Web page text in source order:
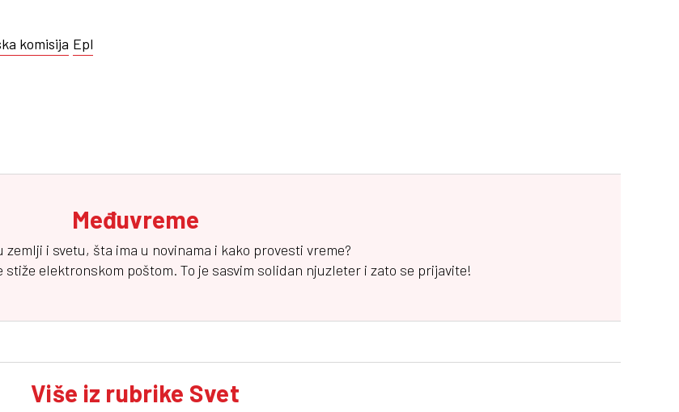
komisija Epl
Međuvreme
zemlji i svetu, šta ima u novinama i kako provesti vreme?
stiže elektronskom poštom. To je sasvim solidan njuzleter i zato se prijavite!
Više iz rubrike Svet